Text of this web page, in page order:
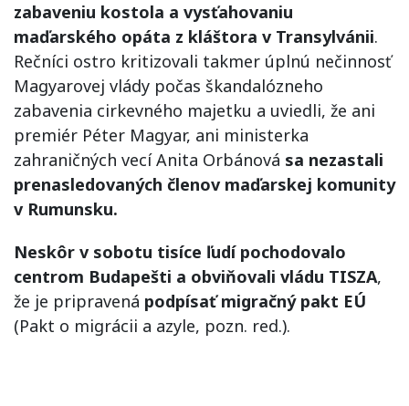
zabaveniu kostola a vysťahovaniu
maďarského opáta z kláštora v Transylvánii.
Rečníci ostro kritizovali takmer úplnú nečinnosť
Magyarovej vlády počas škandalózneho
zabavenia cirkevného majetku a uviedli, že ani
premiér Péter Magyar, ani ministerka
zahraničných vecí Anita Orbánová sa nezastali
prenasledovaných členov maďarskej komunity
v Rumunsku.
Neskôr v sobotu tisíce ľudí pochodovalo
centrom Budapešti a obviňovali vládu TISZA,
že je pripravená podpísať migračný pakt EÚ
(Pakt o migrácii a azyle, pozn. red.).